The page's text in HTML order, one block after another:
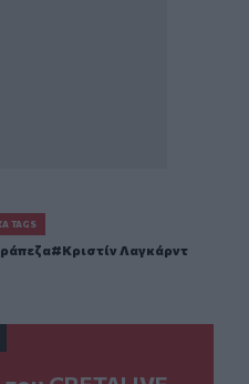
TAGS
Κριστίν Λαγκάρντ